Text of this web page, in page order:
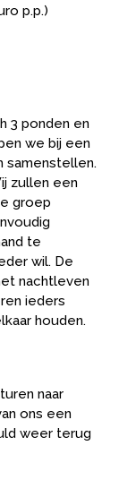
p.p.)
3 ponden en
we bij een
samenstellen.
zullen een
groep
te
wil. De
nachtleven
ieders
houden.
naar
ons een
weer terug